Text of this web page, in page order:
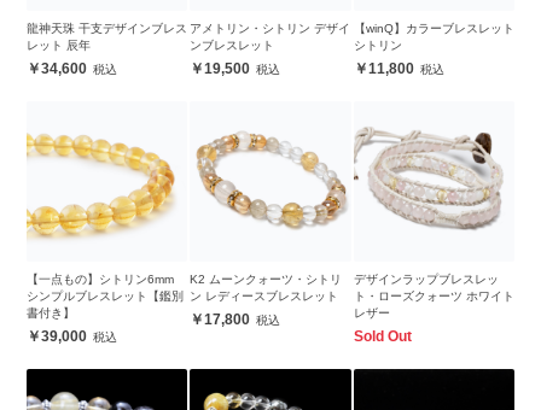
龍神天珠 干支デザインブレス
レット 辰年
34,600
アメトリン・シトリン デザイ
ンブレスレット
19,500
【winQ】カラーブレスレット
シトリン
11,800
【一点もの】シトリン6mm
シンプルブレスレット【鑑別
書付き】
39,000
K2 ムーンクォーツ・シトリ
ン レディースブレスレット
17,800
デザインラップブレスレッ
ト・ローズクォーツ ホワイト
レザー
Sold Out